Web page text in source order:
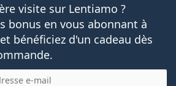
visite sur Lentiamo ?
bonus en vous abonnant à
bénéficiez d'un cadeau dès